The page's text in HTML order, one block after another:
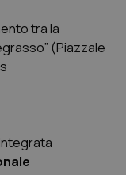
tra la
(Piazzale